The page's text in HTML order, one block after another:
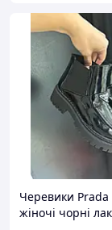
Черевики Prada
жіночі чорні